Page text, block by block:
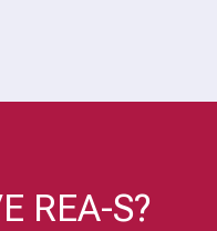
REA-S?